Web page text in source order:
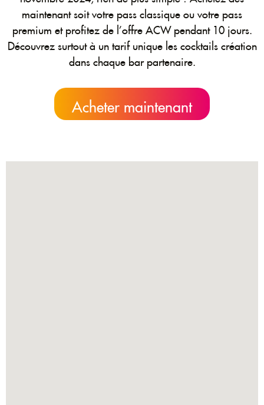
maintenant soit votre pass classique ou votre pass
premium et profitez de l’offre ACW pendant 10 jours.
Découvrez surtout à un tarif unique les cocktails création
dans chaque bar partenaire.
Acheter maintenant